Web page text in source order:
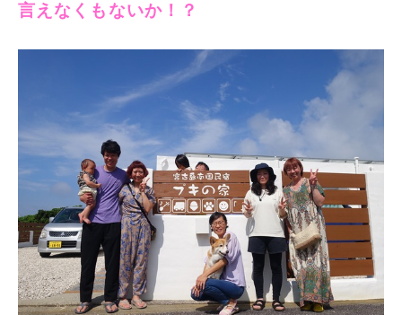
言えなくもないか！？